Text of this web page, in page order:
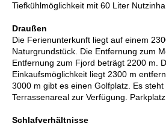
Tiefkühlmöglichkeit mit 60 Liter
Draußen
Die Ferienunterkunft liegt auf einem
Naturgrundstück. Die Entfernung zum
Entfernung zum Fjord beträgt 2200 m.
Einkaufsmöglichkeit liegt 2300 m
3000 m gibt es einen Golfplatz. Es steht
Terrassenareal zur Verfügung.
Schlafverhältnisse